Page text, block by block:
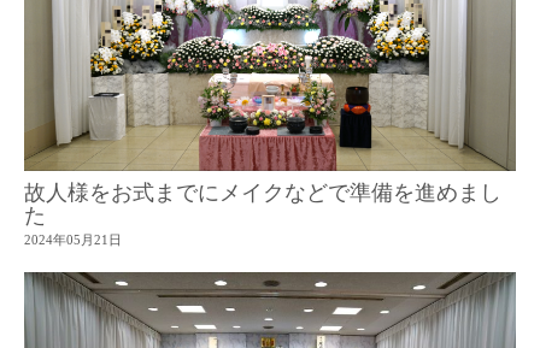
故人様をお式までにメイクなどで準備を進めまし
た
2024年05月21日